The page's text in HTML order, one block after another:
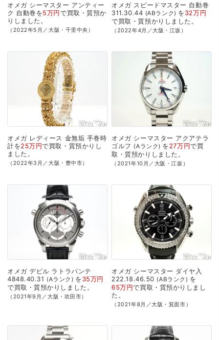
オメガ シーマスター アンティー
ク 自動巻を5万円で買取・質預か
り しました。
（2022年5月／大阪・千里中央）
オメガ スピードマスター 自動巻
311.30.44
ABランク を32万円
で買取・質預かり しました。
（2022年4月／大阪・江坂）
オメガ レディース 金無垢 手巻時
計を25万円で買取・質預かり し
ました。
（2022年3月／大阪・豊中市）
オメガ シーマスター アクアテラ
ゴルフ
Aランク を27万円で買
取・質預かり しました。
（2021年10月／大阪・江坂）
オメガ デビル ラトラパンテ
4848.40.31
Aランク を35万円
で買取・質預かり しました。
（2021年9月／大阪・吹田市）
オメガ シーマスター ダイヤ入
222.18.46.50
ABランク
を
65万円で買取・質預かり しまし
た。
（2021年8月／大阪・箕面市）